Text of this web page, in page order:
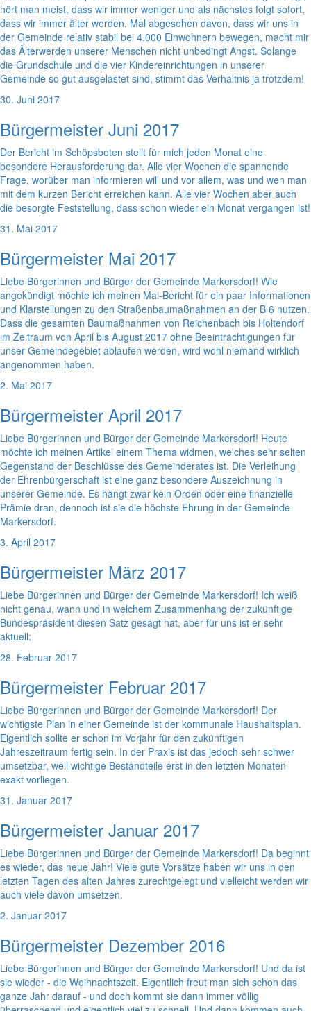
hört man meist, dass wir immer weniger und als nächstes folgt sofort,
dass wir immer älter werden. Mal abgesehen davon, dass wir uns in
der Gemeinde relativ stabil bei 4.000 Einwohnern bewegen, macht mir
das Älterwerden unserer Menschen nicht unbedingt Angst. Solange
die Grundschule und die vier Kindereinrichtungen in unserer
Gemeinde so gut ausgelastet sind, stimmt das Verhältnis ja trotzdem!
30. Juni 2017
Bürgermeister Juni 2017
Der Bericht im Schöpsboten stellt für mich jeden Monat eine
besondere Herausforderung dar. Alle vier Wochen die spannende
Frage, worüber man informieren will und vor allem, was und wen man
mit dem kurzen Bericht erreichen kann. Alle vier Wochen aber auch
die besorgte Feststellung, dass schon wieder ein Monat vergangen ist!
31. Mai 2017
Bürgermeister Mai 2017
Liebe Bürgerinnen und Bürger der Gemeinde Markersdorf! Wie
angekündigt möchte ich meinen Mai-Bericht für ein paar Informationen
und Klarstellungen zu den Straßenbaumaßnahmen an der B 6 nutzen.
Dass die gesamten Baumaßnahmen von Reichenbach bis Holtendorf
im Zeitraum von April bis August 2017 ohne Beeinträchtigungen für
unser Gemeindegebiet ablaufen werden, wird wohl niemand wirklich
angenommen haben.
2. Mai 2017
Bürgermeister April 2017
Liebe Bürgerinnen und Bürger der Gemeinde Markersdorf! Heute
möchte ich meinen Artikel einem Thema widmen, welches sehr selten
Gegenstand der Beschlüsse des Gemeinderates ist. Die Verleihung
der Ehrenbürgerschaft ist eine ganz besondere Auszeichnung in
unserer Gemeinde. Es hängt zwar kein Orden oder eine finanzielle
Prämie dran, dennoch ist sie die höchste Ehrung in der Gemeinde
Markersdorf.
3. April 2017
Bürgermeister März 2017
Liebe Bürgerinnen und Bürger der Gemeinde Markersdorf! Ich weiß
nicht genau, wann und in welchem Zusammenhang der zukünftige
Bundespräsident diesen Satz gesagt hat, aber für uns ist er sehr
aktuell:
28. Februar 2017
Bürgermeister Februar 2017
Liebe Bürgerinnen und Bürger der Gemeinde Markersdorf! Der
wichtigste Plan in einer Gemeinde ist der kommunale Haushaltsplan.
Eigentlich sollte er schon im Vorjahr für den zukünftigen
Jahreszeitraum fertig sein. In der Praxis ist das jedoch sehr schwer
umsetzbar, weil wichtige Bestandteile erst in den letzten Monaten
exakt vorliegen.
31. Januar 2017
Bürgermeister Januar 2017
Liebe Bürgerinnen und Bürger der Gemeinde Markersdorf! Da beginnt
es wieder, das neue Jahr! Viele gute Vorsätze haben wir uns in den
letzten Tagen des alten Jahres zurechtgelegt und vielleicht werden wir
auch viele davon umsetzen.
2. Januar 2017
Bürgermeister Dezember 2016
Liebe Bürgerinnen und Bürger der Gemeinde Markersdorf! Und da ist
sie wieder - die Weihnachtszeit. Eigentlich freut man sich schon das
ganze Jahr darauf - und doch kommt sie dann immer völlig